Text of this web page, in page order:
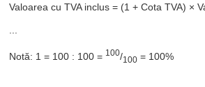
Valoarea cu TVA inclus = (1 + Cota TVA) ×
Notă: 1 = 100 : 100 = 100/100 = 100%